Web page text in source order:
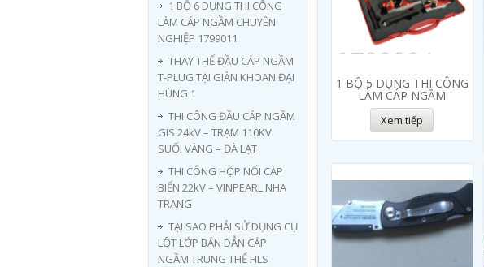
1 BỘ 5 DỤNG THI CÔNG
LÀM CÁP NGẦM
Xem tiếp
1 BỘ 6 DỤNG THI CÔNG
LÀM CÁP NGẦM CHUYÊN
NGHIỆP 1799011
THAY THẾ ĐẦU CÁP NGẦM
T-PLUG TẠI GIÀN KHOAN ĐẠI
HÙNG 1
THI CÔNG ĐẦU CÁP NGẦM
GIS 24kV – TRẠM 110KV
SUỐI VÀNG – ĐÀ LẠT
THI CÔNG HỘP NỐI CÁP
BIỂN 22kV – VINPEARL NHA
TRANG
TẠI SAO PHẢI SỬ DỤNG CỤ
LỘT LỚP BÁN DẪN CÁP
NGẦM TRUNG THẾ HLS